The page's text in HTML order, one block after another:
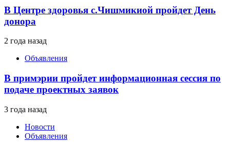
В Центре здоровья с.Чишмикиой пройдет День
донора
2 года назад
Объявления
В примэрии пройдет информационная сессия по
подаче проектных заявок
3 года назад
Новости
Объявления